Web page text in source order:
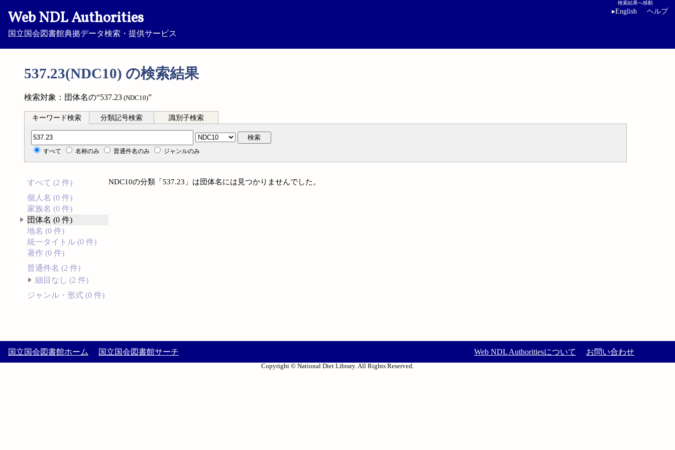
Web NDL Authorities
国立国会図書館典拠データ検索・提供サービス
検索結果へ移動
▸English ヘルプ
537.23(NDC10) の検索結果
検索対象：団体名の“537.23 (NDC10)”
キーワード検索 分類記号検索 識別子検索
分類記号検索 検索
すべて 名称のみ 普通件名のみ ジャンルのみ
すべて (2 件)
個人名 (0 件)
家族名 (0 件)
団体名 (0 件)
地名 (0 件)
統一タイトル (0 件)
著作 (0 件)
普通件名 (2 件)
細目なし (2 件)
ジャンル・形式 (0 件)
NDC10の分類「537.23」は団体名には見つかりませんでした。
国立国会図書館ホーム 国立国会図書館サーチ Web NDL Authoritiesについて お問い合わせ
Copyright © National Diet Library. All Rights Reserved.